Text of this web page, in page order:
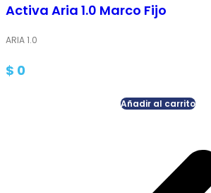
Activa Aria 1.0 Marco Fijo
ARIA 1.0
$ 0
Añadir al carrito